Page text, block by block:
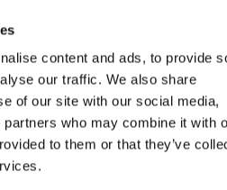
content and ads, to provide
our traffic. We also share
of our site with our social media,
who may combine it with
to them or that they’ve